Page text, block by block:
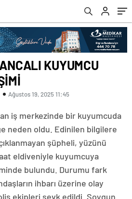
KUYUMCU
Ağustos 19, 2025 11:45
iş merkezinde bir kuyumcuda
neden oldu. Edinilen bilgilere
şüpheli, yüzünü
eldiveniyle kuyumcuya
bulundu. Durumu fark
ihbarı üzerine olay
ekipleri sevk edildi. Soygun